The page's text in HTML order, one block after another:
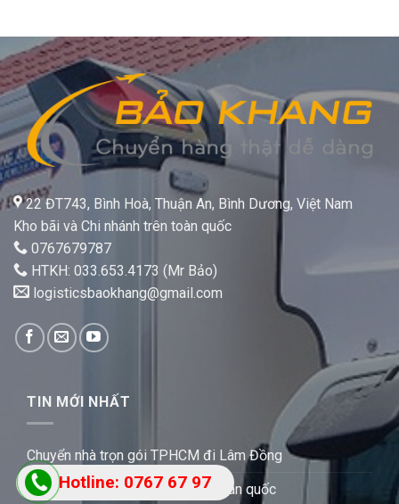
22 ĐT743, Bình Hoà, Thuận An, Bình Dương, Việt Nam
Kho bãi và Chi nhánh trên toàn quốc
0767679787
HTKH: 033.653.4173 (Mr Bảo)
logisticsbaokhang@gmail.com
TIN MỚI NHẤT
Chuyển nhà trọn gói TPHCM đi Lâm Đồng
Bảng giá vận chuyển hàng hóa toàn quốc
Hotline: 0767 67 97